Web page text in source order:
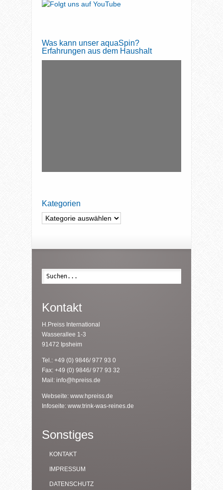
Was kann unser aquaSpin?
Erfahrungen aus dem Haushalt
Kategorien
Kategorien
Kontakt
H.Preiss International
Wasserallee 1-3
91472 Ipsheim
Tel.: +49 (0) 9846/ 977 93 0
Fax: +49 (0) 9846/ 977 93 32
Mail: info@hpreiss.de
Webseite: www.hpreiss.de
Infoseite: www.trink-was-reines.de
Sonstiges
KONTAKT
IMPRESSUM
DATENSCHUTZ